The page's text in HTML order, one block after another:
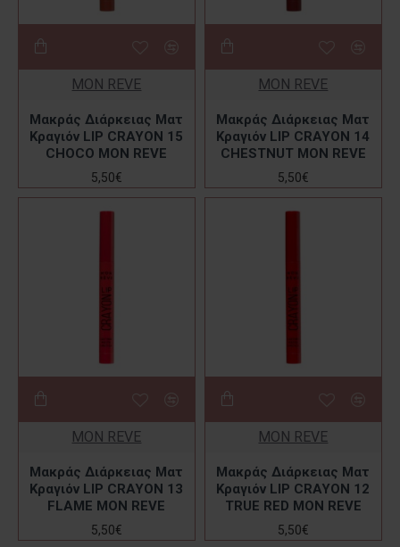
MON REVE
Μακράς Διάρκειας Ματ
Κραγιόν LIP CRAYON 15
CHOCO MON REVE
5,50€
MON REVE
Μακράς Διάρκειας Ματ
Κραγιόν LIP CRAYON 14
CHESTNUT MON REVE
5,50€
MON REVE
Μακράς Διάρκειας Ματ
Κραγιόν LIP CRAYON 13
FLAME MON REVE
5,50€
MON REVE
Μακράς Διάρκειας Ματ
Κραγιόν LIP CRAYON 12
TRUE RED MON REVE
5,50€